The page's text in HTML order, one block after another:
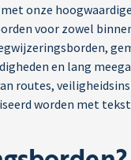
onze hoogwaardige
voor zowel
en lang
routes,
worden met